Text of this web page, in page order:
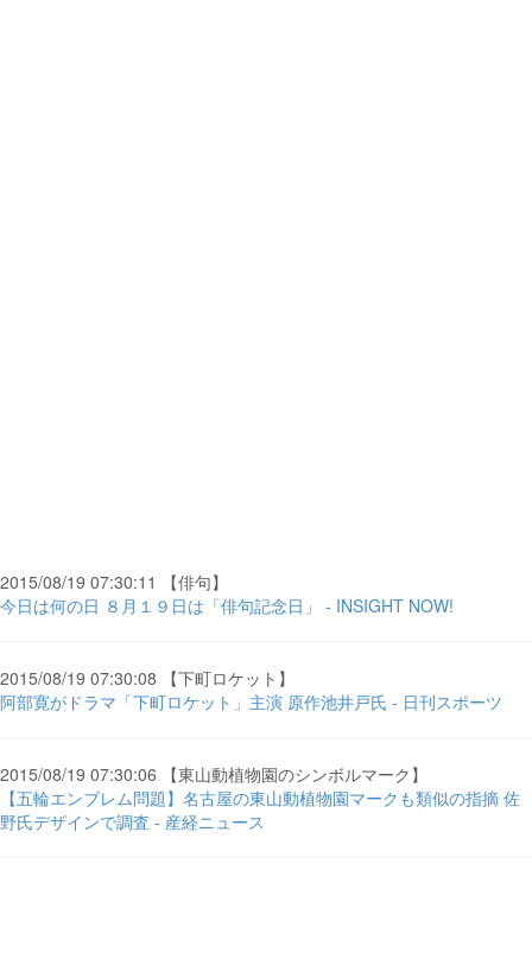
2015/08/19 07:30:11 【俳句】
今日は何の日 ８月１９日は「俳句記念日」 - INSIGHT NOW!
2015/08/19 07:30:08 【下町ロケット】
阿部寛がドラマ「下町ロケット」主演 原作池井戸氏 - 日刊スポーツ
2015/08/19 07:30:06 【東山動植物園のシンボルマーク】
【五輪エンブレム問題】名古屋の東山動植物園マークも類似の指摘 佐
野氏デザインで調査 - 産経ニュース